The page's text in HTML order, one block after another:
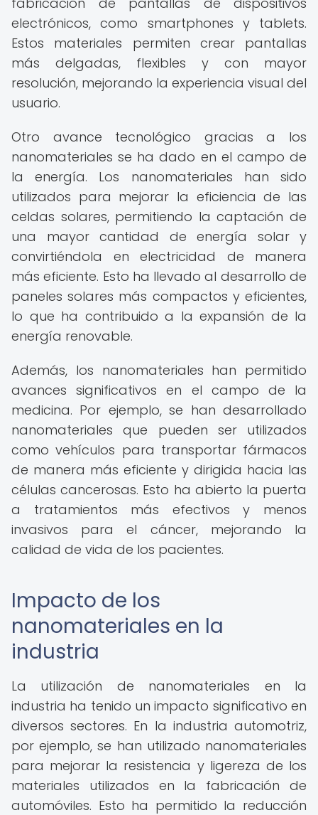
electrónicos, como smartphones y tablets.
Estos materiales permiten crear pantallas
más delgadas, flexibles y con mayor
resolución, mejorando la experiencia visual del
usuario.
Otro avance tecnológico gracias a los
nanomateriales se ha dado en el campo de
la energía. Los nanomateriales han sido
utilizados para mejorar la eficiencia de las
celdas solares, permitiendo la captación de
una mayor cantidad de energía solar y
convirtiéndola en electricidad de manera
más eficiente. Esto ha llevado al desarrollo de
paneles solares más compactos y eficientes,
lo que ha contribuido a la expansión de la
energía renovable.
Además, los nanomateriales han permitido
avances significativos en el campo de la
medicina. Por ejemplo, se han desarrollado
nanomateriales que pueden ser utilizados
como vehículos para transportar fármacos
de manera más eficiente y dirigida hacia las
células cancerosas. Esto ha abierto la puerta
a tratamientos más efectivos y menos
invasivos para el cáncer, mejorando la
calidad de vida de los pacientes.
Impacto de los
nanomateriales en la
industria
La utilización de nanomateriales en la
industria ha tenido un impacto significativo en
diversos sectores. En la industria automotriz,
por ejemplo, se han utilizado nanomateriales
para mejorar la resistencia y ligereza de los
materiales utilizados en la fabricación de
automóviles. Esto ha permitido la reducción